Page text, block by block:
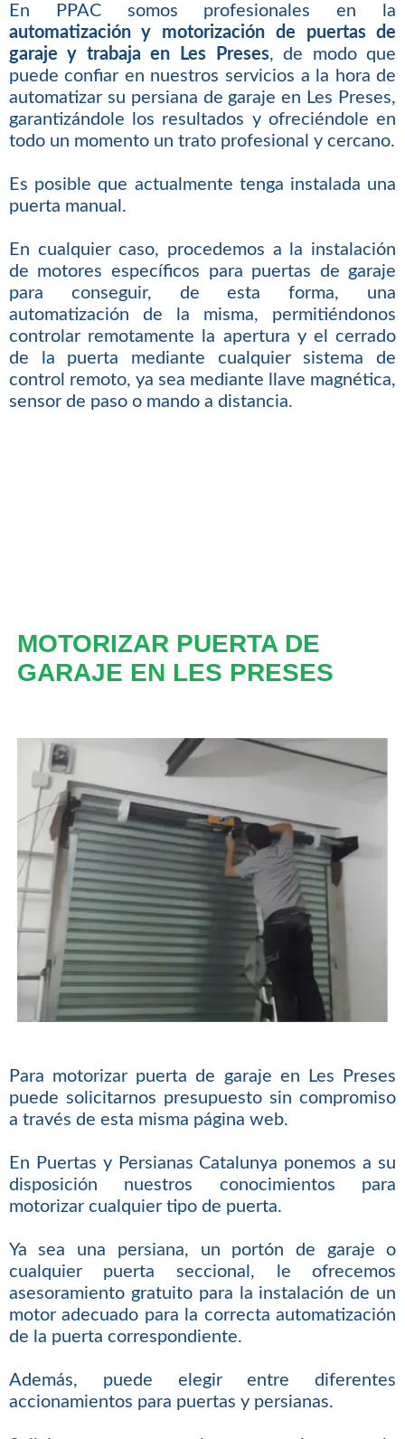
En PPAC somos profesionales en la
automatización y motorización de puertas de
garaje y trabaja en Les Preses, de modo que
puede confiar en nuestros servicios a la hora de
automatizar su persiana de garaje en Les Preses,
garantizándole los resultados y ofreciéndole en
todo un momento un trato profesional y cercano.
Es posible que actualmente tenga instalada una
puerta manual.
En cualquier caso, procedemos a la instalación
de motores específicos para puertas de garaje
para conseguir, de esta forma, una
automatización de la misma, permitiéndonos
controlar remotamente la apertura y el cerrado
de la puerta mediante cualquier sistema de
control remoto, ya sea mediante llave magnética,
sensor de paso o mando a distancia.
MOTORIZAR PUERTA DE
GARAJE EN LES PRESES
Para motorizar puerta de garaje en Les Preses
puede solicitarnos presupuesto sin compromiso
a través de esta misma página web.
En Puertas y Persianas Catalunya ponemos a su
disposición nuestros conocimientos para
motorizar cualquier tipo de puerta.
Ya sea una persiana, un portón de garaje o
cualquier puerta seccional, le ofrecemos
asesoramiento gratuito para la instalación de un
motor adecuado para la correcta automatización
de la puerta correspondiente.
Además, puede elegir entre diferentes
accionamientos para puertas y persianas.